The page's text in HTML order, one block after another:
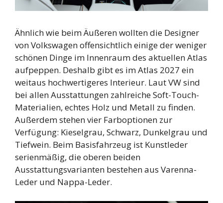
Ähnlich wie beim Äußeren wollten die Designer
von Volkswagen offensichtlich einige der weniger
schönen Dinge im Innenraum des aktuellen Atlas
aufpeppen. Deshalb gibt es im Atlas 2027 ein
weitaus hochwertigeres Interieur. Laut VW sind
bei allen Ausstattungen zahlreiche Soft-Touch-
Materialien, echtes Holz und Metall zu finden.
Außerdem stehen vier Farboptionen zur
Verfügung: Kieselgrau, Schwarz, Dunkelgrau und
Tiefwein. Beim Basisfahrzeug ist Kunstleder
serienmäßig, die oberen beiden
Ausstattungsvarianten bestehen aus Varenna-
Leder und Nappa-Leder.